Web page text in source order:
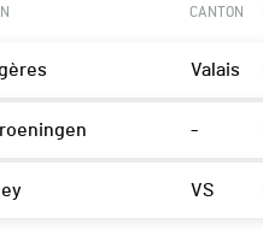
CANTON
Valais
-
VS